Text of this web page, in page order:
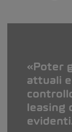
Poter
attuali
leasing